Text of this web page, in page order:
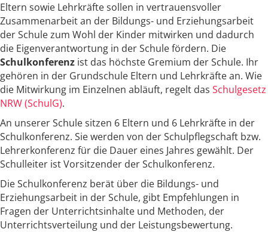
Eltern sowie Lehrkräfte sollen in vertrauensvoller
Zusammenarbeit an der Bildungs- und Erziehungsarbeit
der Schule zum Wohl der Kinder mitwirken und dadurch
die Eigenverantwortung in der Schule fördern. Die
Schulkonferenz ist das höchste Gremium der Schule. Ihr
gehören in der Grundschule Eltern und Lehrkräfte an. Wie
die Mitwirkung im Einzelnen abläuft, regelt das Schulgesetz
NRW (SchulG).
An unserer Schule sitzen 6 Eltern und 6 Lehrkräfte in der
Schulkonferenz. Sie werden von der Schulpflegschaft bzw.
Lehrerkonferenz für die Dauer eines Jahres gewählt. Der
Schulleiter ist Vorsitzender der Schulkonferenz.
Die Schulkonferenz berät über die Bildungs- und
Erziehungsarbeit in der Schule, gibt Empfehlungen in
Fragen der Unterrichtsinhalte und Methoden, der
Unterrichtsverteilung und der Leistungsbewertung.